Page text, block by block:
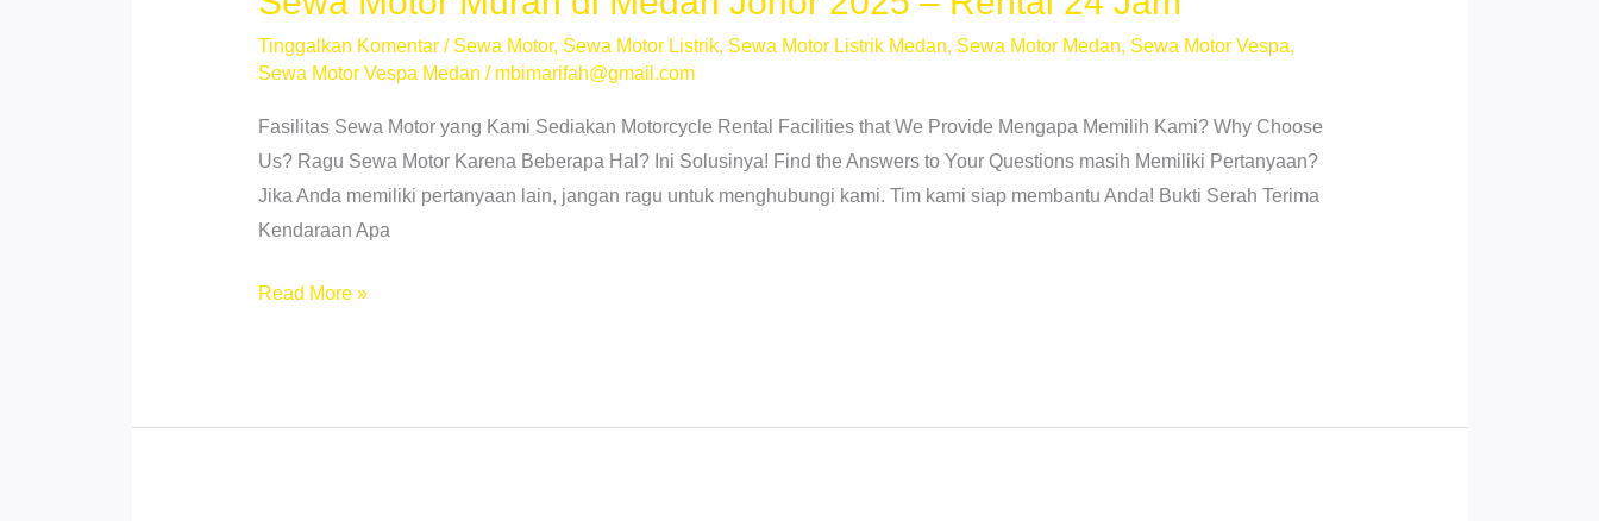
Tinggalkan Komentar / Sewa Motor, Sewa Motor Listrik, Sewa Motor Listrik Medan, Sewa Motor Medan, Sewa Motor Vespa,
Sewa Motor Vespa Medan / mbimarifah@gmail.com
Fasilitas Sewa Motor yang Kami Sediakan Motorcycle Rental Facilities that We Provide Mengapa Memilih Kami? Why Choose
Us? Ragu Sewa Motor Karena Beberapa Hal? Ini Solusinya! Find the Answers to Your Questions masih Memiliki Pertanyaan?
Jika Anda memiliki pertanyaan lain, jangan ragu untuk menghubungi kami. Tim kami siap membantu Anda! Bukti Serah Terima
Kendaraan Apa
Sewa
Medan
Read More »